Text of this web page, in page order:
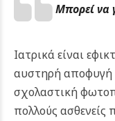
Μπορεί να
Ιατρικά είναι
αυστηρή αποφυγή
σχολαστική
πολλούς ασθενείς